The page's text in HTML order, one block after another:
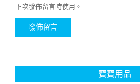
下次發佈留言時使用。
寶寶用品